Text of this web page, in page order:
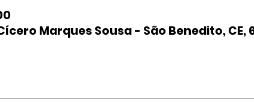
Cícero Marques Sousa - São Benedito,